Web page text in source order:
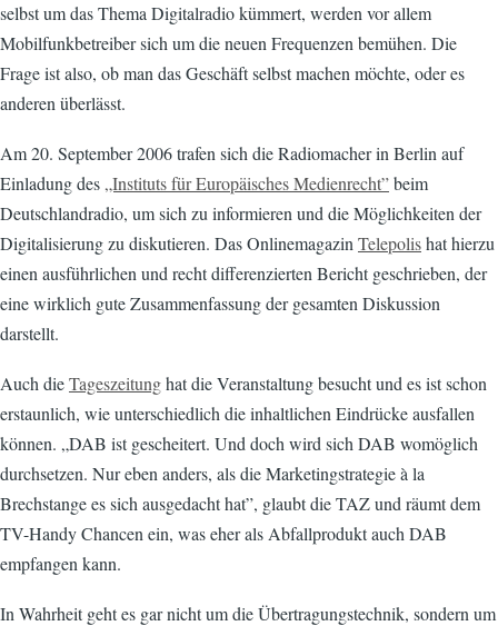
selbst um das Thema Digitalradio kümmert, werden vor allem
Mobilfunkbetreiber sich um die neuen Frequenzen bemühen. Die
Frage ist also, ob man das Geschäft selbst machen möchte, oder es
anderen überlässt.
Am 20. September 2006 trafen sich die Radiomacher in Berlin auf
Einladung des „Instituts für Europäisches Medienrecht”beim
Deutschlandradio, um sich zu informieren und die Möglichkeiten der
Digitalisierung zu diskutieren. Das Onlinemagazin Telepolishat hierzu
einen ausführlichen und recht differenzierten Bericht geschrieben, der
eine wirklich gute Zusammenfassung der gesamten Diskussion
darstellt.
Auch dieTageszeitunghat die Veranstaltung besucht und es ist schon
erstaunlich, wie unterschiedlich die inhaltlichen Eindrücke ausfallen
können. „DAB ist gescheitert. Und doch wird sich DAB womöglich
durchsetzen. Nur eben anders, als die Marketingstrategie à la
Brechstange es sich ausgedacht hat”, glaubt die TAZ und räumt dem
TV-Handy Chancen ein, was eher als Abfallprodukt auch DAB
empfangen kann.
In Wahrheit geht es gar nicht um die Übertragungstechnik, sondern um